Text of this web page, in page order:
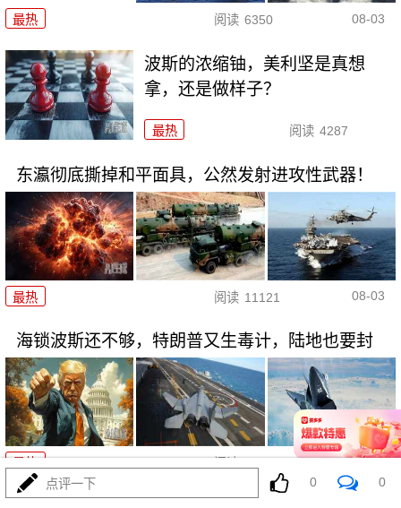
最热 阅读 6350 08-03
波斯的浓缩铀，美利坚是真想
拿，还是做样子？
最热 阅读 4287
东瀛彻底撕掉和平面具，公然发射进攻性武器！
最热 阅读 11121 08-03
海锁波斯还不够，特朗普又生毒计，陆地也要封
08-03
点评一下 0 0